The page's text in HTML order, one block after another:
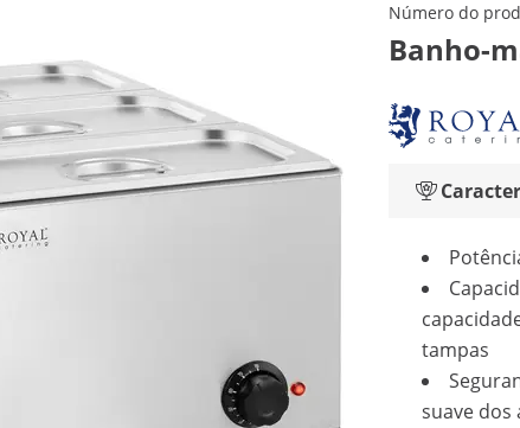
Número do
Banho-
tampas
suave